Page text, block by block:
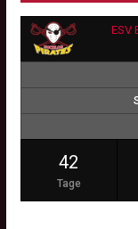
ESV
42
Tage